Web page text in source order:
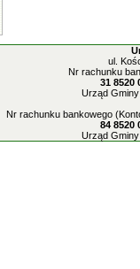
ul.
Nr rachunku
31 8520
Urząd
Nr rachunku bankowego
84 8520
Urząd